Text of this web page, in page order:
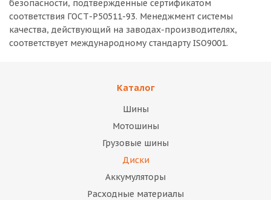
безопасности, подтвержденные сертификатом
соответствия ГОСТ-Р50511-93. Менеджмент системы
качества, действующий на заводах-производителях,
соответствует международному стандарту ISO9001.
Каталог
Шины
Мотошины
Грузовые шины
Диски
Аккумуляторы
Расходные материалы